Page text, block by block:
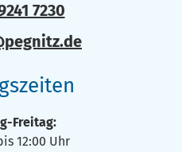
7230
Freitag:
12:00 Uhr